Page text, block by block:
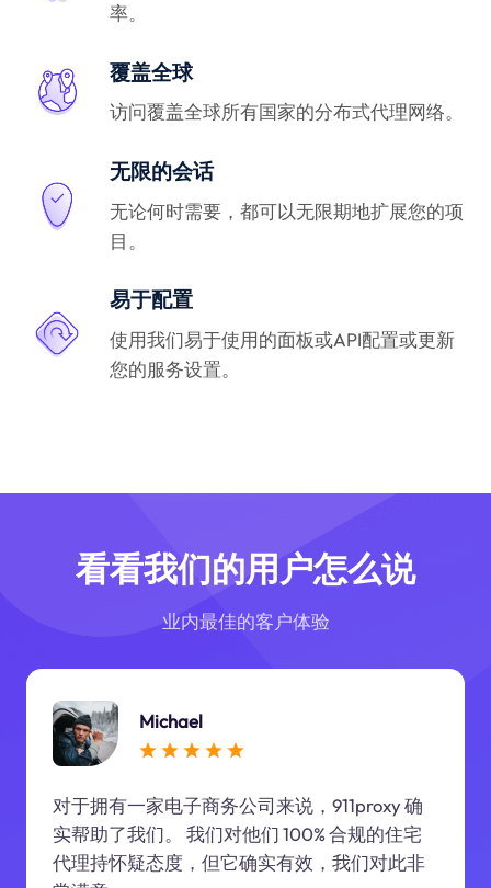
率。
覆盖全球
访问覆盖全球所有国家的分布式代理网络。
无限的会话
无论何时需要，都可以无限期地扩展您的项
目。
易于配置
使用我们易于使用的面板或API配置或更新
您的服务设置。
看看我们的用户怎么说
业内最佳的客户体验
Michael
对于拥有一家电子商务公司来说，911proxy 确
实帮助了我们。 我们对他们 100% 合规的住宅
代理持怀疑态度，但它确实有效，我们对此非